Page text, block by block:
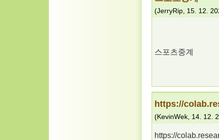
(JerryRip 15. 12.
스포츠중계
https://
(KevinWek 14. 12.
https://